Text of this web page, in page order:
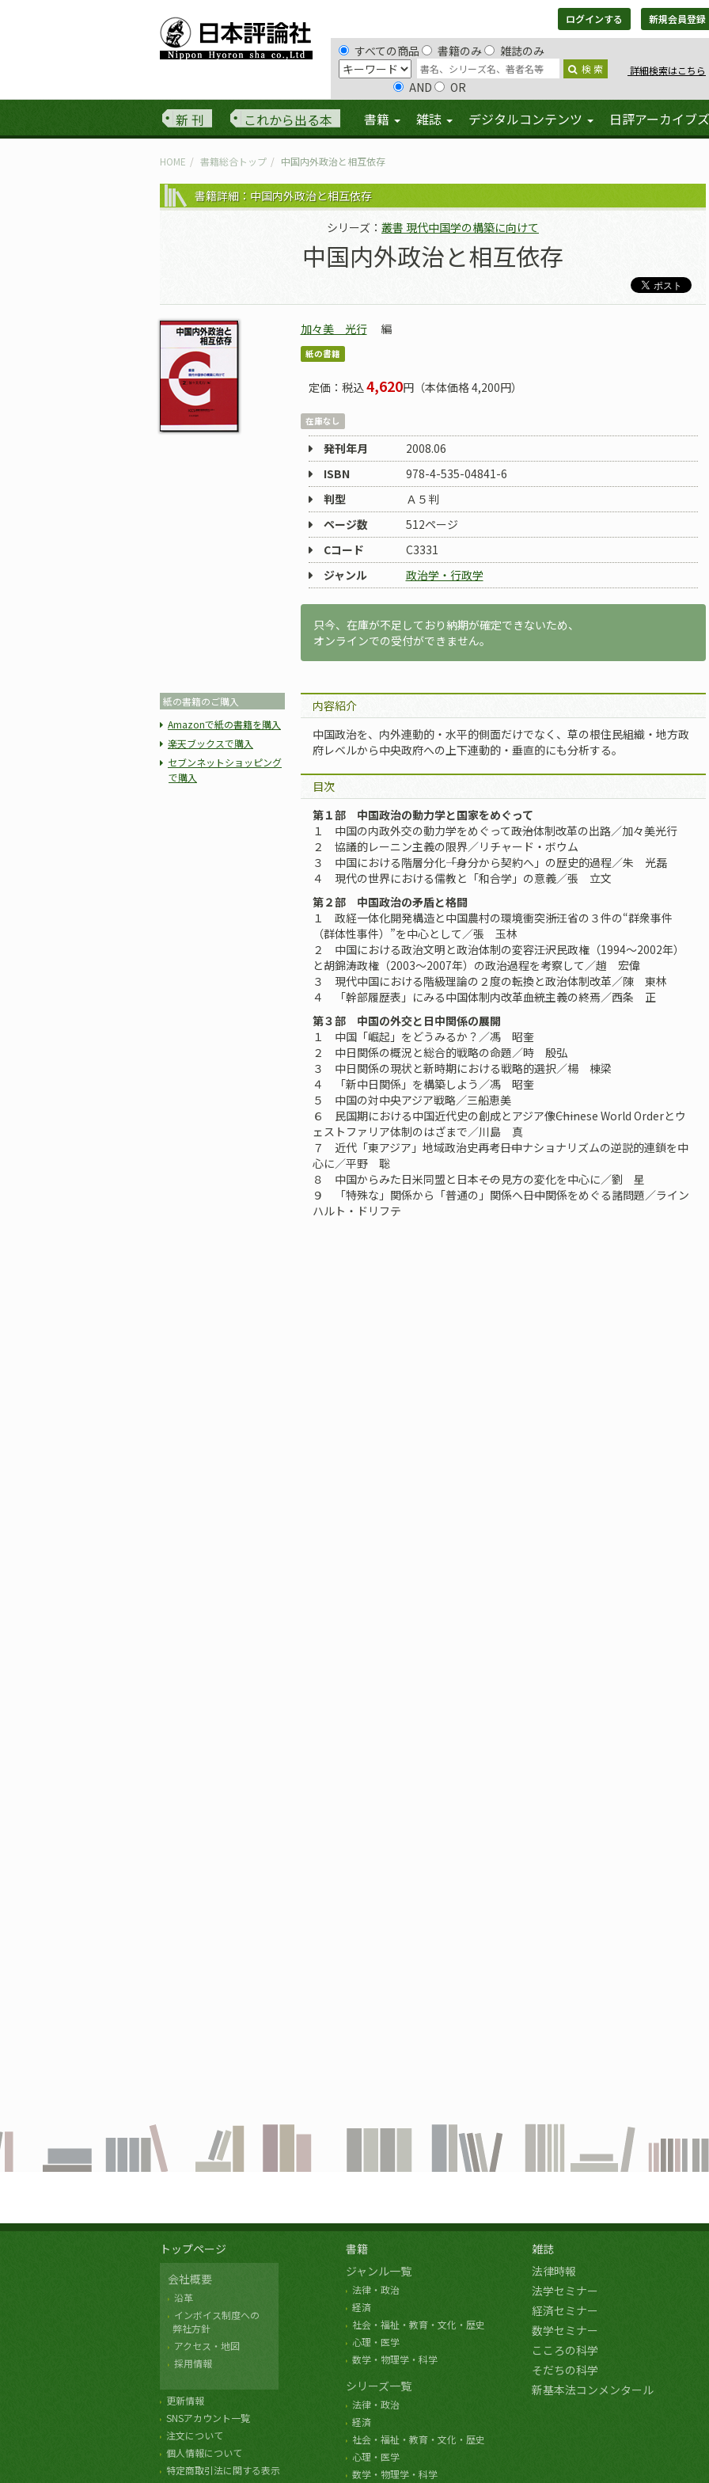
ログインする 新規会員登録
すべての商品 書籍のみ 雑誌のみ
検 索 詳細検索はこちら
AND OR
新 刊 これから出る本 書籍 雑誌 デジタルコンテンツ 日評アーカイブズ
HOME 書籍総合トップ 中国内外政治と相互依存
書籍詳細：中国内外政治と相互依存
シリーズ： 叢書 現代中国学の構築に向けて
中国内外政治と相互依存
加々美 光行 編
紙の書籍
定価：税込4,620円（本体価格 4,200円）
在庫なし
発刊年月
2008.06
ISBN
978-4-535-04841-6
判型
Ａ５判
ページ数
512ページ
Cコード
C3331
ジャンル
政治学・行政学
只今、在庫が不足しており納期が確定できないため、
オンラインでの受付ができません。
紙の書籍のご購入
Amazonで紙の書籍を購入
楽天ブックスで購入
セブンネットショッピング
で購入
内容紹介
中国政治を、内外連動的・水平的側面だけでなく、草の根住民組織・地方政
府レベルから中央政府への上下連動的・垂直的にも分析する。
目次
第１部 中国政治の動力学と国家をめぐって
１ 中国の内政外交の動力学をめぐって――政治体制改革の出路／加々美光行
２ 協議的レーニン主義の限界／リチャード・ボウム
３ 中国における階層分化――「身分から契約へ」の歴史的過程／朱 光磊
４ 現代の世界における儒教と「和合学」の意義／張 立文
第２部 中国政治の矛盾と格闘
１ 政経一体化開発構造と中国農村の環境衝突――浙江省の３件の“群衆事件
（群体性事件）”を中心として／張 玉林
２ 中国における政治文明と政治体制の変容――江沢民政権（1994～2002年）
と胡錦涛政権（2003～2007年）の政治過程を考察して／趙 宏偉
３ 現代中国における階級理論の２度の転換と政治体制改革／陳 東林
４ 「幹部履歴表」にみる中国体制内改革――血統主義の終焉／西条 正
第３部 中国の外交と日中関係の展開
１ 中国「崛起」をどうみるか？／馮 昭奎
２ 中日関係の概況と総合的戦略の命題／時 殷弘
３ 中日関係の現状と新時期における戦略的選択／楊 棟梁
４ 「新中日関係」を構築しよう／馮 昭奎
５ 中国の対中央アジア戦略／三船恵美
６ 民国期における中国近代史の創成とアジア像――Chinese World Orderとウ
ェストファリア体制のはざまで／川島 真
７ 近代「東アジア」地域政治史再考――日中ナショナリズムの逆説的連鎖を中
心に／平野 聡
８ 中国からみた日米同盟と日本――その見方の変化を中心に／劉 星
９ 「特殊な」関係から「普通の」関係へ――日中関係をめぐる諸問題／ライン
ハルト・ドリフテ
トップページ
会社概要
沿革
インボイス制度への
弊社方針
アクセス・地図
採用情報
更新情報
SNSアカウント一覧
注文について
個人情報について
特定商取引法に関する表示
書籍
ジャンル一覧
法律・政治
経済
社会・福祉・教育・文化・歴史
心理・医学
数学・物理学・科学
シリーズ一覧
法律・政治
経済
社会・福祉・教育・文化・歴史
心理・医学
数学・物理学・科学
雑誌
法律時報
法学セミナー
経済セミナー
数学セミナー
こころの科学
そだちの科学
新基本法コンメンタール